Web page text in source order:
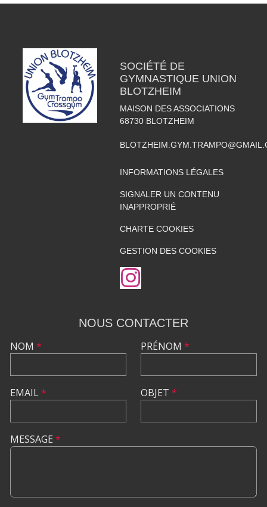
SOCIÉTÉ DE
GYMNASTIQUE UNION
BLOTZHEIM
MAISON DES ASSOCIATIONS
68730 BLOTZHEIM
INFORMATIONS LÉGALES
SIGNALER UN CONTENU
INAPPROPRIÉ
CHARTE COOKIES
GESTION DES COOKIES
NOUS CONTACTER
NOM *
EMAIL*
PRÉNOM *
OBJET *
MESSAGE *